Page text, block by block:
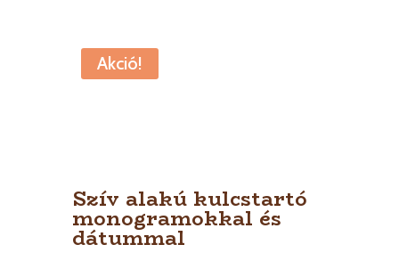
Akció!
Szív alakú kulcstartó
monogramokkal és
dátummal